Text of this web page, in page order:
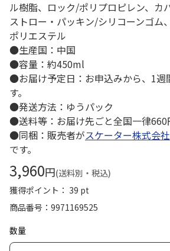
ル樹脂、ロック/ポリプロピレン、カ
ストロー・パッキン/シリコーンゴム
ポリエステル
●生産国：中国
●容量：約450ml
●お届け予定日：お申込みから、1週
す。
●発送方法：ゆうパック
●送料等：お届け先ごと全国一律660
●同梱：販売者がスケーター株式会社
です。
3,960円(送料別・税込)
獲得ポイント： 39 pt
商品番号
9971169525
数量